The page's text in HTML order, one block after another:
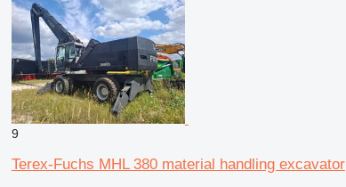
9
Terex-Fuchs MHL 380 material handling excavator